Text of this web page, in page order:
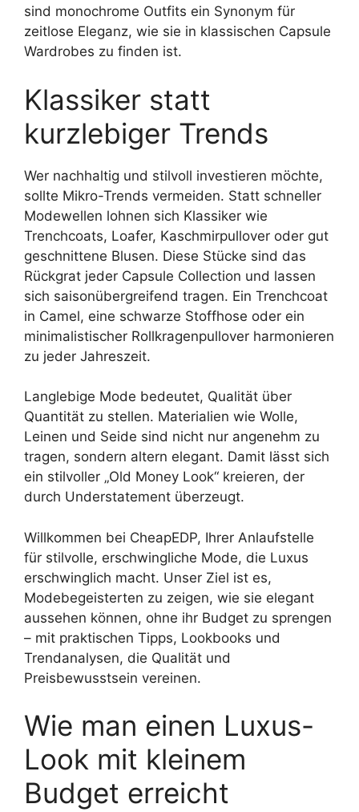
sind monochrome Outfits ein Synonym für
zeitlose Eleganz, wie sie in klassischen Capsule
Wardrobes zu finden ist.
Klassiker statt
kurzlebiger Trends
Wer nachhaltig und stilvoll investieren möchte,
sollte Mikro-Trends vermeiden. Statt schneller
Modewellen lohnen sich Klassiker wie
Trenchcoats, Loafer, Kaschmirpullover oder gut
geschnittene Blusen. Diese Stücke sind das
Rückgrat jeder Capsule Collection und lassen
sich saisonübergreifend tragen. Ein Trenchcoat
in Camel, eine schwarze Stoffhose oder ein
minimalistischer Rollkragenpullover harmonieren
zu jeder Jahreszeit.
Langlebige Mode bedeutet, Qualität über
Quantität zu stellen. Materialien wie Wolle,
Leinen und Seide sind nicht nur angenehm zu
tragen, sondern altern elegant. Damit lässt sich
ein stilvoller „Old Money Look“ kreieren, der
durch Understatement überzeugt.
Willkommen bei CheapEDP, Ihrer Anlaufstelle
für stilvolle, erschwingliche Mode, die Luxus
erschwinglich macht. Unser Ziel ist es,
Modebegeisterten zu zeigen, wie sie elegant
aussehen können, ohne ihr Budget zu sprengen
– mit praktischen Tipps, Lookbooks und
Trendanalysen, die Qualität und
Preisbewusstsein vereinen.
Wie man einen Luxus-
Look mit kleinem
Budget erreicht